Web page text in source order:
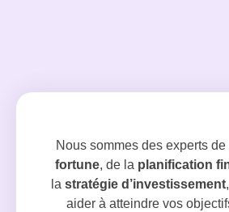
Nous sommes des experts de
fortune, de la planification
la stratégie d’investissement
aider à atteindre vos